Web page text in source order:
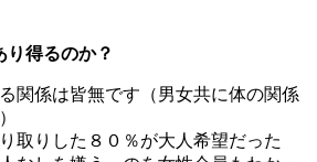
り得るのか？
関係は皆無です（男女共に体の関係
取りした８０％が大人希望だった